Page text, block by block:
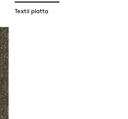
Textil platta